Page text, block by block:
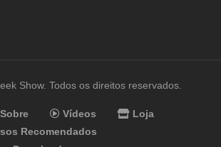
Show. Todos os direitos reservados.
Sobre Vídeos
Loja
Recomendados